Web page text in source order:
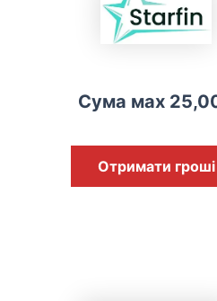
Сума мах
Отримати гроші